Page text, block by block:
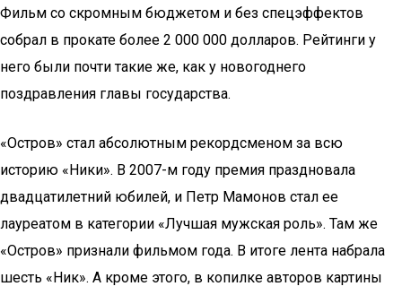
Фильм со скромным бюджетом и без спецэффектов
собрал в прокате более 2 000 000 долларов. Рейтинги у
него были почти такие же, как у новогоднего
поздравления главы государства.
«Остров» стал абсолютным рекордсменом за всю
историю «Ники». В 2007-м году премия праздновала
двадцатилетний юбилей, и Петр Мамонов стал ее
лауреатом в категории «Лучшая мужская роль». Там же
«Остров» признали фильмом года. В итоге лента набрала
шесть «Ник». А кроме этого, в копилке авторов картины